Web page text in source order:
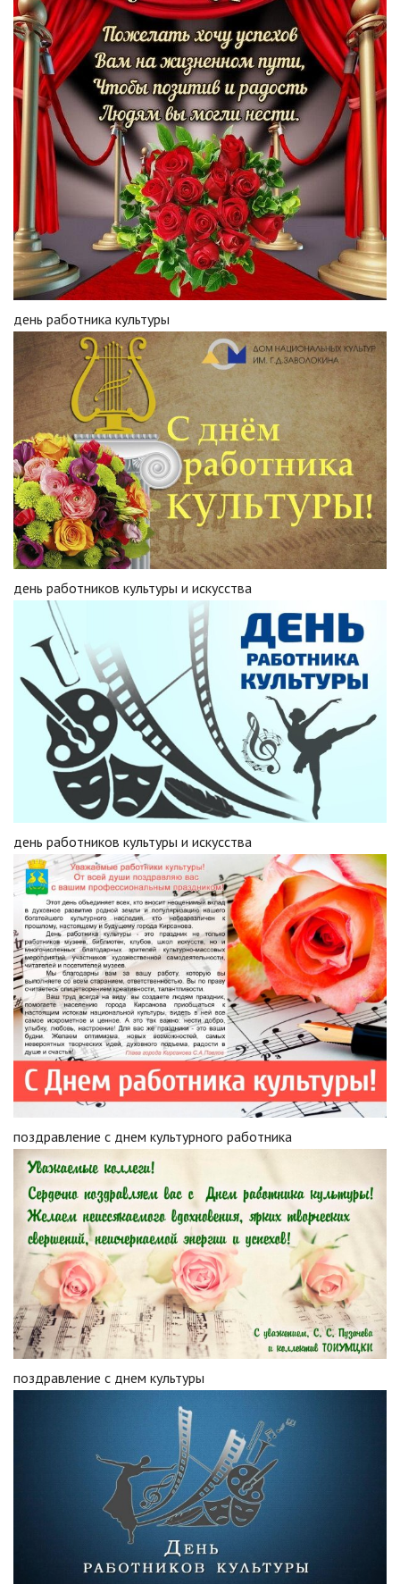
день работника культуры
день работников культуры и искусства
день работников культуры и искусства
поздравление с днем культурного работника
поздравление с днем культуры